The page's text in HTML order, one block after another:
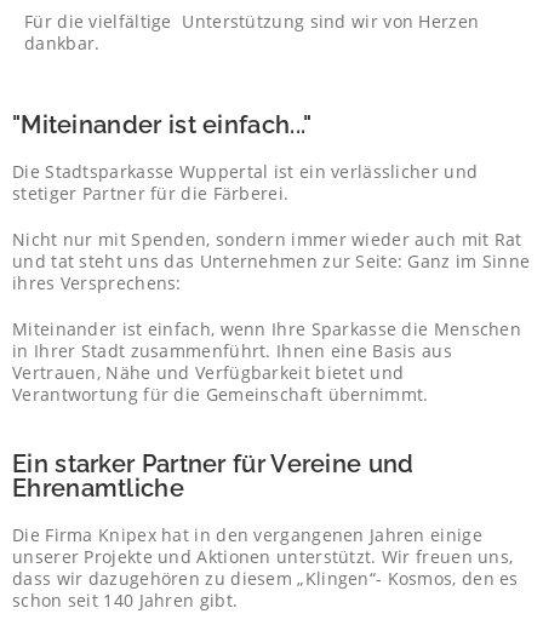
Für die vielfältige Unterstützung sind wir von Herzen
dankbar.
"Miteinander ist einfach..."
Die Stadtsparkasse Wuppertal ist ein verlässlicher und
stetiger Partner für die Färberei.
Nicht nur mit Spenden, sondern immer wieder auch mit Rat
und tat steht uns das Unternehmen zur Seite: Ganz im Sinne
ihres Versprechens:
Miteinander ist einfach, wenn Ihre Sparkasse die Menschen
in Ihrer Stadt zusammenführt. Ihnen eine Basis aus
Vertrauen, Nähe und Verfügbarkeit bietet und
Verantwortung für die Gemeinschaft übernimmt.
Ein starker Partner für Vereine und
Ehrenamtliche
Die Firma Knipex hat in den vergangenen Jahren einige
unserer Projekte und Aktionen unterstützt. Wir freuen uns,
dass wir dazugehören zu diesem „Klingen“- Kosmos, den es
schon seit 140 Jahren gibt.